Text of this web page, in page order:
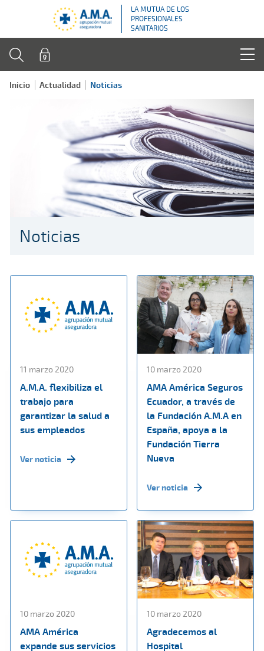
LA MUTUA DE LOS
PROFESIONALES
SANITARIOS
Inicio Actualidad Noticias
Noticias
11 marzo 2020
A.M.A. flexibiliza el
trabajo para
garantizar la salud a
sus empleados
Ver noticia
10 marzo 2020
AMA América Seguros
Ecuador, a través de
la Fundación A.M.A en
España, apoya a la
Fundación Tierra
Nueva
Ver noticia
10 marzo 2020
AMA América
expande sus servicios
10 marzo 2020
Agradecemos al
Hospital